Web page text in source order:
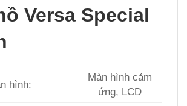
Versa Special
hình:
Màn hình cảm
ứng, LCD